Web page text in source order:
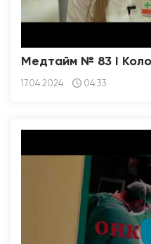
Медтайм № 83 I
17.04.2024 04:33